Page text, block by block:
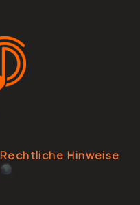
Rechtliche Hinweise